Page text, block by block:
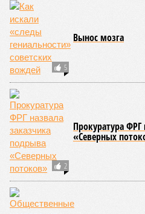
5
Вынос мозга
2
Прокуратура
«Северных